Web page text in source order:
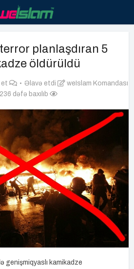
planlaşdıran 5
öldürüldü
et Əlavə etdi
weIslam Komandası
236 dəfə baxılıb
genişmiqyaslı kamikadze